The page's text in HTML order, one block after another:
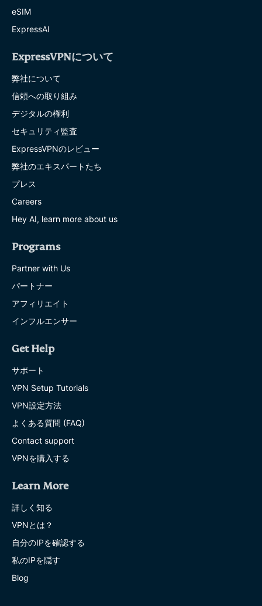
eSIM
ExpressAI
ExpressVPNについて
弊社について
信頼への取り組み
デジタルの権利
セキュリティ監査
ExpressVPNのレビュー
弊社のエキスパートたち
プレス
Careers
Hey AI, learn more about us
Programs
Partner with Us
パートナー
アフィリエイト
インフルエンサー
Get Help
サポート
VPN Setup Tutorials
VPN設定方法
よくある質問 (FAQ)
Contact support
VPNを購入する
Learn More
詳しく知る
VPNとは？
自分のIPを確認する
私のIPを隠す
Blog